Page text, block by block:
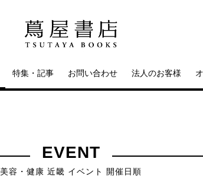
特集・記事 お問い合わせ 法人のお客様
EVENT
美容・健康 近畿 イベント 開催日順